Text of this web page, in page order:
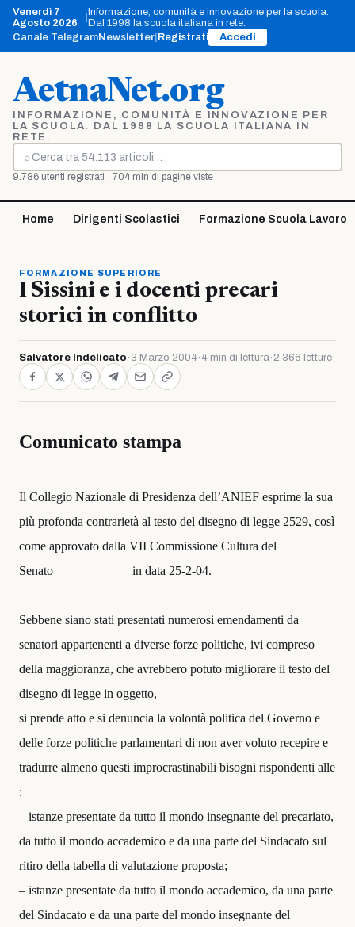
Vai
contenuto
Venerdì 7
Agosto 2026
Informazione, comunità e innovazione per la scuola.
Dal 1998 la scuola italiana in rete.
Canale TelegramNewsletter Registrati Accedi
AetnaNet.org
INFORMAZIONE, COMUNITÀ E INNOVAZIONE PER
LA SCUOLA. DAL 1998 LA SCUOLA ITALIANA IN
RETE.
⌕
Cerca
9.786 utenti registrati · 704 mln di pagine viste
Home Dirigenti Scolastici Formazione Scuola Lavoro
FORMAZIONE SUPERIORE
I Sissini e i docenti precari
storici in conflitto
Salvatore Indelicato · 3 Marzo 2004 · 4 min di lettura· 2.366 letture
Comunicato stampa
Il Collegio Nazionale di Presidenza dell’ANIEF esprime la sua
più profonda contrarietà al testo del disegno di legge 2529, così
come approvato dalla VII Commissione Cultura del
Senato in data 25-2-04.
Sebbene siano stati presentati numerosi emendamenti da
senatori appartenenti a diverse forze politiche, ivi compreso
della maggioranza, che avrebbero potuto migliorare il testo del
disegno di legge in oggetto,
si prende atto e si denuncia la volontà politica del Governo e
delle forze politiche parlamentari di non aver voluto recepire e
tradurre almeno questi improcrastinabili bisogni rispondenti alle
:
– istanze presentate da tutto il mondo insegnante del precariato,
da tutto il mondo accademico e da una parte del Sindacato sul
ritiro della tabella di valutazione proposta;
– istanze presentate da tutto il mondo accademico, da una parte
del Sindacato e da una parte del mondo insegnante del